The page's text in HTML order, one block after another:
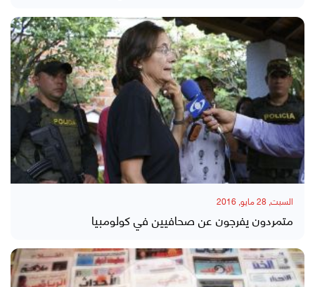
السبت, 28 مايو, 2016
متمردون يفرجون عن صحافيين في كولومبيا